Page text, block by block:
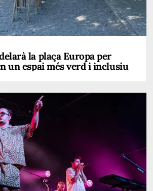
la plaça Europa per
un espai més verd i inclusiu